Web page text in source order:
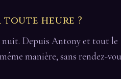
heure ?
nuit. Depuis Antony et tout le
manière, sans rendez-